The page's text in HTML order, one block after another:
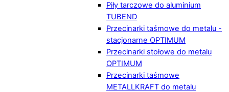
Piły tarczowe do aluminium
TUBEND
Przecinarki taśmowe do metalu -
stacjonarne OPTIMUM
Przecinarki stołowe do metalu
OPTIMUM
Przecinarki taśmowe
METALLKRAFT do metalu